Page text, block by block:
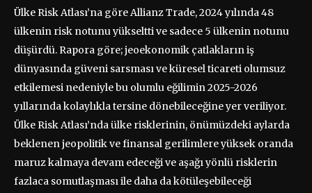
Ülke Risk Atlası’na göre Allianz Trade, 2024 yılında 48
ülkenin risk notunu yükseltti ve sadece 5 ülkenin notunu
düşürdü. Rapora göre; jeoekonomik çatlakların iş
dünyasında güveni sarsması ve küresel ticareti olumsuz
etkilemesi nedeniyle bu olumlu eğilimin 2025-2026
yıllarında kolaylıkla tersine dönebileceğine yer veriliyor.
Ülke Risk Atlası’nda ülke risklerinin, önümüzdeki aylarda
beklenen jeopolitik ve finansal gerilimlere yüksek oranda
maruz kalmaya devam edeceği ve aşağı yönlü risklerin
fazlaca somutlaşması ile daha da kötüleşebileceği